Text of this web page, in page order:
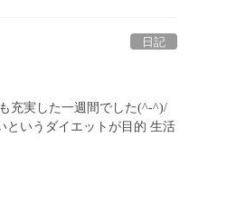
日記
充実した一週間でした(^-^)/
というダイエットが目的 生活